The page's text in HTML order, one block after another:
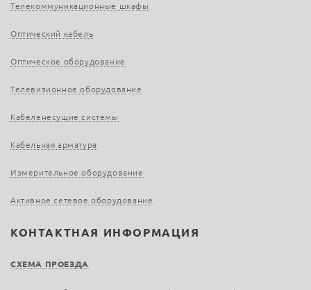
Телекоммуникационные шкафы
Оптический кабель
Оптическое оборудование
Телевизионное оборудование
Кабеленесущие системы
Кабельная арматура
Измерительное оборудование
Активное сетевое оборудование
КОНТАКТНАЯ ИНФОРМАЦИЯ
СХЕМА ПРОЕЗДА